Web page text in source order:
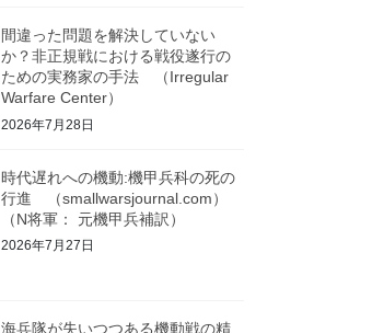
間違った問題を解決していない
か？非正規戦における戦役遂行の
ための実務家の手法 （Irregular
Warfare Center）
2026年7月28日
時代遅れへの機動:機甲兵科の死の
行進 （smallwarsjournal.com）
（N将軍： 元機甲兵補訳）
2026年7月27日
海兵隊が失いつつある機動戦の精